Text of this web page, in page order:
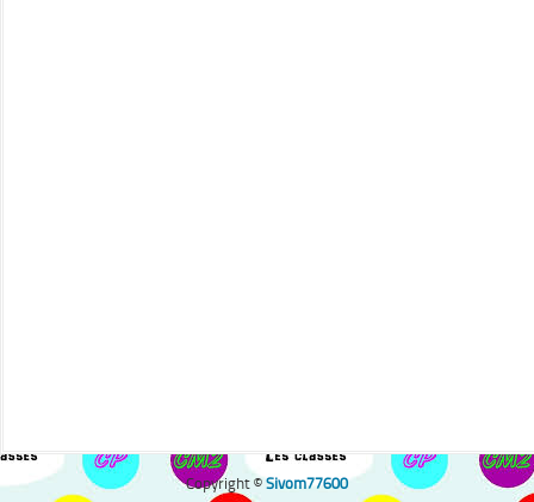
Copyright © Sivom77600